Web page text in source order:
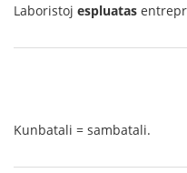
Laboristoj espluatas
Kunbatali = sambatali.